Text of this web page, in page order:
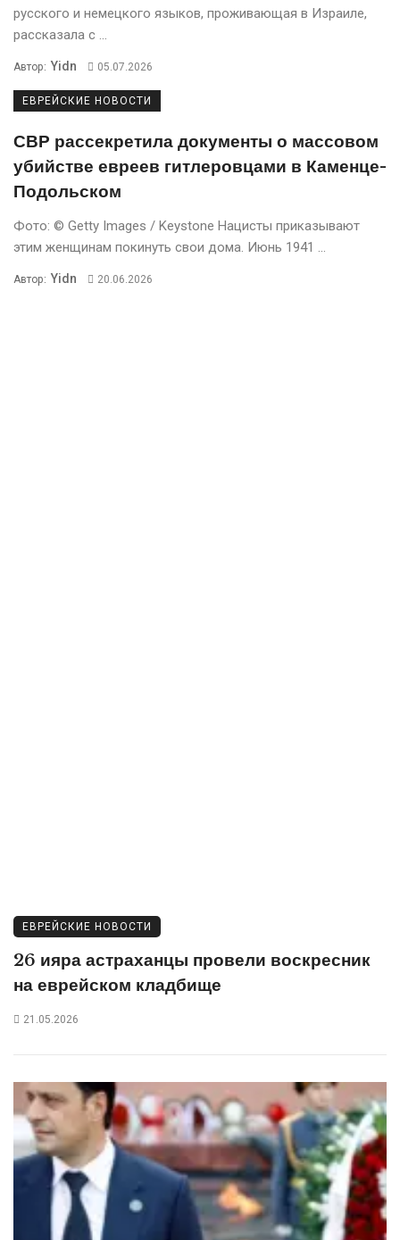
русского и немецкого языков, проживающая в Израиле,
рассказала с ...
Автор: Yidn 05.07.2026
ЕВРЕЙСКИЕ НОВОСТИ
СВР рассекретила документы о массовом
убийстве евреев гитлеровцами в Каменце-
Подольском
Фото: © Getty Images / Keystone Нацисты приказывают
этим женщинам покинуть свои дома. Июнь 1941 ...
Автор: Yidn 20.06.2026
ЕВРЕЙСКИЕ НОВОСТИ
26 ияра астраханцы провели воскресник
на еврейском кладбище
21.05.2026